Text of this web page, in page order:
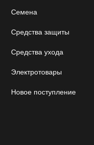
Семена
Средства защиты
Средства ухода
Электротовары
Новое поступление